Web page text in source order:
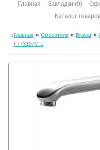
Главная Закладки (0)
Каталог товаров
Главная» Смесители» Bravat»
F773107C-1